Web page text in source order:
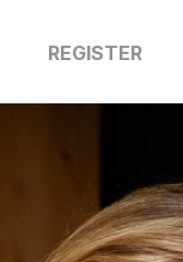
REGISTER